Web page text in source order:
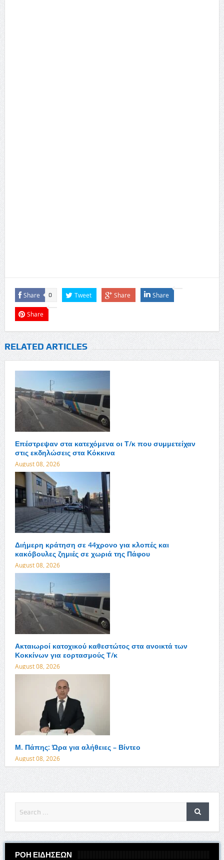
Share 0 Tweet Share Share
Share
RELATED ARTICLES
Επέστρεψαν στα κατεχόμενα οι Τ/κ που συμμετείχαν
στις εκδηλώσεις στα Κόκκινα
August 08, 2026
Διήμερη κράτηση σε 44χρονο για κλοπές και
κακόβουλες ζημιές σε χωριά της Πάφου
August 08, 2026
Ακταιωροί κατοχικού καθεστώτος στα ανοικτά των
Κοκκίνων για εορτασμούς Τ/κ
August 08, 2026
Μ. Πάπης: Ώρα για αλήθειες – Βίντεο
August 08, 2026
ΡΟΗ ΕΙΔΗΣΕΩΝ